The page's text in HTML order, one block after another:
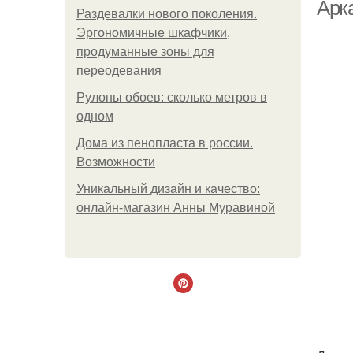
Раздевалки нового поколения.
Эргономичные шкафчики,
продуманные зоны для
переодевания
Рулоны обоев: сколько метров в
одном
Дома из пенопласта в россии.
Возможности
Уникальный дизайн и качество:
онлайн-магазин Анны Муравиной